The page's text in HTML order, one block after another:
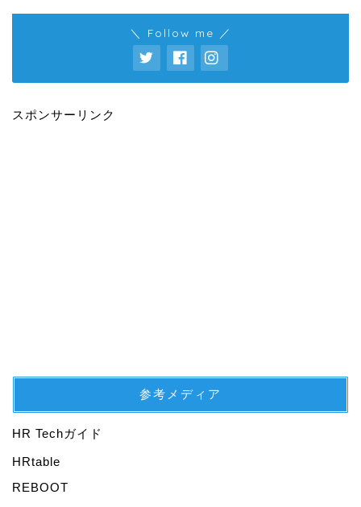
＼ Follow me ／
スポンサーリンク
参考メディア
HR Techガイド
HRtable
REBOOT